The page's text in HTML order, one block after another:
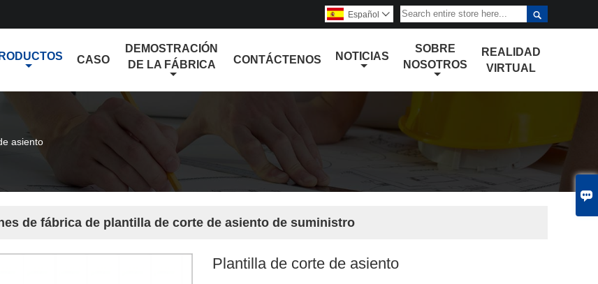


Español 
CASO
DEMOSTRACIÓN
DE LA FÁBRICA
CONTÁCTENOS NOTICIAS
SOBRE
NOSOTROS
REALIDAD
VIRTUAL
asiento
de fábrica de plantilla de corte de asiento de suministro
Plantilla de corte de asiento